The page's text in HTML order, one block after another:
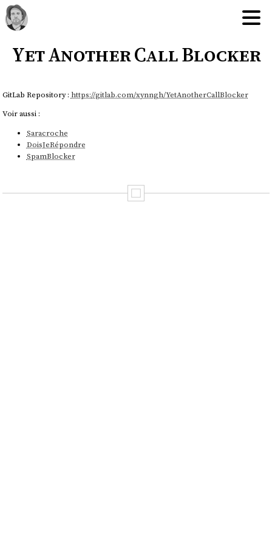
Yet Another Call Blocker
GitLab Repository : https://gitlab.com/xynngh/YetAnotherCallBlocker
Voir aussi :
Saracroche
DoisJeRépondre
SpamBlocker